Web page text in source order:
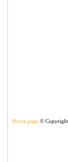
Home page ©